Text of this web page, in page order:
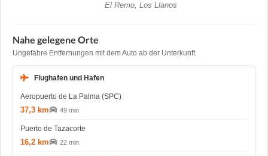
El Remo, Los Llanos
Nahe gelegene Orte
Ungefähre Entfernungen mit dem Auto ab der Unterkunft.
Flughafen und Hafen
Aeropuerto de La Palma (SPC)
37,3 km 49 min
Puerto de Tazacorte
16,2 km 22 min